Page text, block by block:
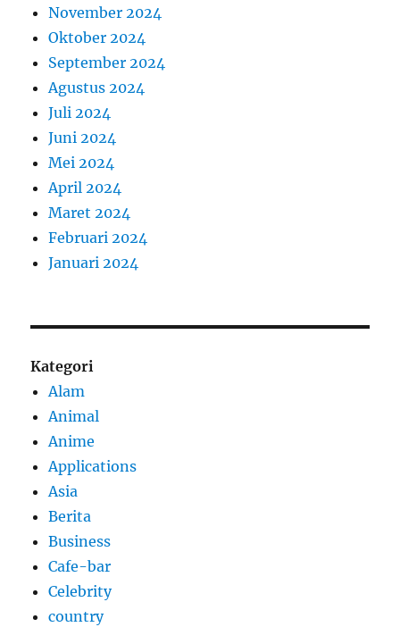
November 2024
Oktober 2024
September 2024
Agustus 2024
Juli 2024
Juni 2024
Mei 2024
April 2024
Maret 2024
Februari 2024
Januari 2024
Kategori
Alam
Animal
Anime
Applications
Asia
Berita
Business
Cafe-bar
Celebrity
country